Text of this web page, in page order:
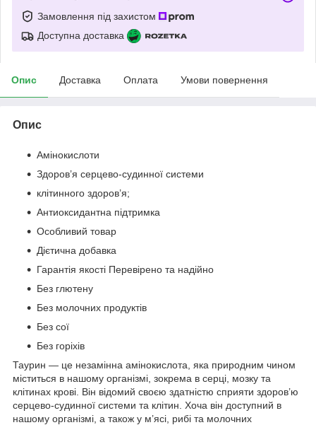
Замовлення під захистом
Доступна доставка
Опис Доставка Оплата Умови повернення
Опис
Амінокислоти
Здоров’я серцево-судинної системи
клітинного здоров’я;
Антиоксидантна підтримка
Особливий товар
Дієтична добавка
Гарантія якості Перевірено та надійно
Без глютену
Без молочних продуктів
Без сої
Без горіхів
Таурин — це незамінна амінокислота, яка природним чином
міститься в нашому організмі, зокрема в серці, мозку та
клітинах крові. Він відомий своєю здатністю сприяти здоров’ю
серцево-судинної системи та клітин. Хоча він доступний в
нашому організмі, а також у м’ясі, рибі та молочних